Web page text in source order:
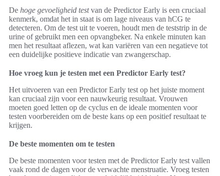
De hoge gevoeligheid testvan de Predictor Early is een cruciaal
kenmerk, omdat het in staat is om lage niveaus van hCG te
detecteren. Om de test uit te voeren, houdt men de teststrip in de
urine of gebruikt men een opvangbeker. Na enkele minuten kan
men het resultaat aflezen, wat kan variëren van een negatieve tot
een duidelijke positieve indicatie van zwangerschap.
Hoe vroeg kun je testen met een Predictor Early test?
Het uitvoeren van een Predictor Early test op het juiste moment
kan cruciaal zijn voor een nauwkeurig resultaat. Vrouwen
moeten goed letten op de cyclus en de ideale momenten voor
testen voorbereiden om de beste kans op een positief resultaat te
krijgen.
De beste momenten om te testen
De beste momenten voor testen met de Predictor Early test vallen
vaak rond de dagen voor de verwachte menstruatie. Vroeg testen